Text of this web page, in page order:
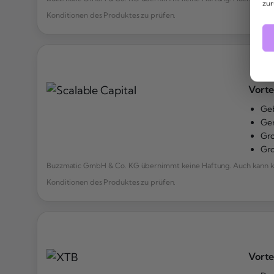
Konditionen des Produktes zu prüfen.
Buzzmatic GmbH & Co. KG übernimmt keine Haftung. Auch
Konditionen des Produktes zu prüfen.